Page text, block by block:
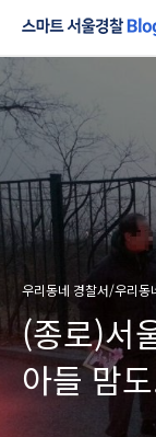
우리동네 경찰서/우리동
(종로)서
아들 맘